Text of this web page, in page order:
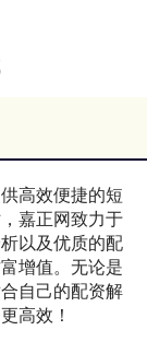
高效便捷的短
嘉正网致力于
以及优质的配
增值。无论是
自己的配资解
高效！